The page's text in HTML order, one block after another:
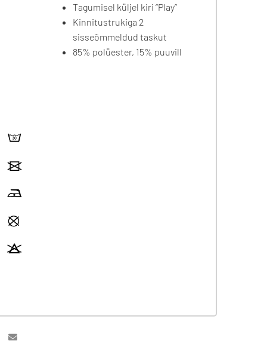
Tagumisel küljel kiri “Play”
Kinnitustrukiga 2
sisseõmmeldud taskut
85% polüester, 15% puuvill